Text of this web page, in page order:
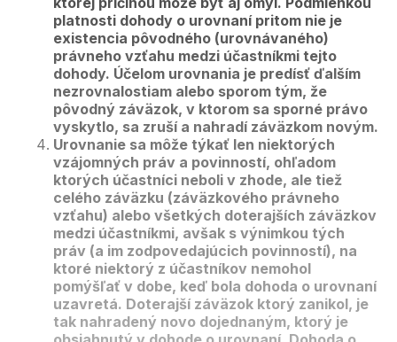
platnosti dohody o urovnaní pritom nie je
existencia pôvodného (urovnávaného)
právneho vzťahu medzi účastníkmi tejto
dohody. Účelom urovnania je predísť ďalším
nezrovnalostiam alebo sporom tým, že
pôvodný záväzok, v ktorom sa sporné právo
vyskytlo, sa zruší a nahradí záväzkom novým.
Urovnanie sa môže týkať len niektorých
vzájomných práv a povinností, ohľadom
ktorých účastníci neboli v zhode, ale tiež
celého záväzku (záväzkového právneho
vzťahu) alebo všetkých doterajších záväzkov
medzi účastníkmi, avšak s výnimkou tých
práv (a im zodpovedajúcich povinností), na
ktoré niektorý z účastníkov nemohol
pomýšľať v dobe, keď bola dohoda o urovnaní
uzavretá. Doterajší záväzok ktorý zanikol, je
tak nahradený novo dojednaným, ktorý je